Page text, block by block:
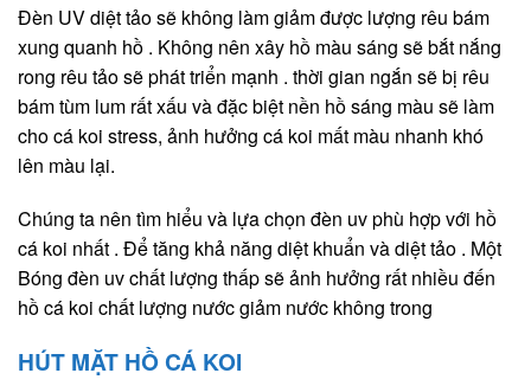
Đèn UV diệt tảo sẽ không làm giảm được lượng rêu bám
xung quanh hồ . Không nên xây hồ màu sáng sẽ bắt nắng
rong rêu tảo sẽ phát triển mạnh . thời gian ngắn sẽ bị rêu
bám tùm lum rất xấu và đặc biệt nền hồ sáng màu sẽ làm
cho cá koi stress, ảnh hưởng cá koi mất màu nhanh khó
lên màu lại.
Chúng ta nên tìm hiểu và lựa chọn đèn uv phù hợp với hồ
cá koi nhất . Để tăng khả năng diệt khuẩn và diệt tảo . Một
Bóng đèn uv chất lượng thấp sẽ ảnh hưởng rất nhiều đến
hồ cá koi chất lượng nước giảm nước không trong
HÚT MẶT HỒ CÁ KOI